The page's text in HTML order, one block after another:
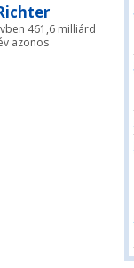
461,6 milliárd
azonos